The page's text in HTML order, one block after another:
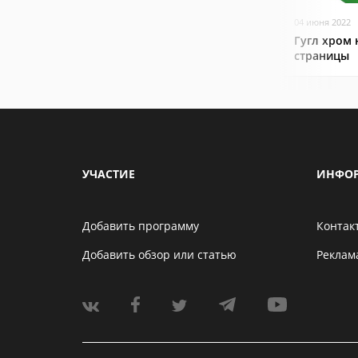
04 июня 2022
Гугл хром
страницы
УЧАСТИЕ
Добавить программу
Добавить обзор или статью